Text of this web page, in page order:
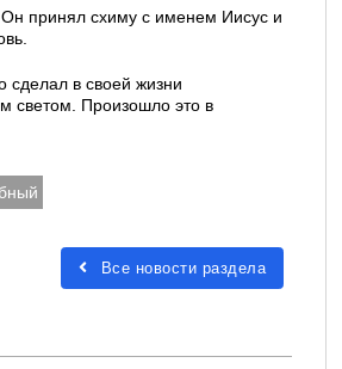
Он принял схиму с именем Иисус и
сделал в своей жизни
светом. Произошло это в
Все новости раздела